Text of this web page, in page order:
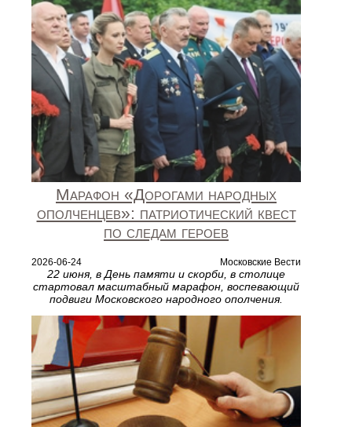
Марафон «Дорогами народных
ополченцев»: патриотический квест
по следам героев
2026-06-24 Московские Вести
22 июня, в День памяти и скорби, в столице
стартовал масштабный марафон, воспевающий
подвиги Московского народного ополчения.